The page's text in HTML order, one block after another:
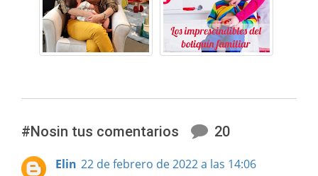
#Nosin tus comentarios 20
Elin 22 de febrero de 2022 a las 14:06